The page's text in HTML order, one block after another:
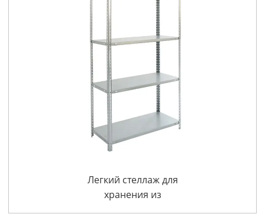
Легкий стеллаж для
хранения из
листового металла для